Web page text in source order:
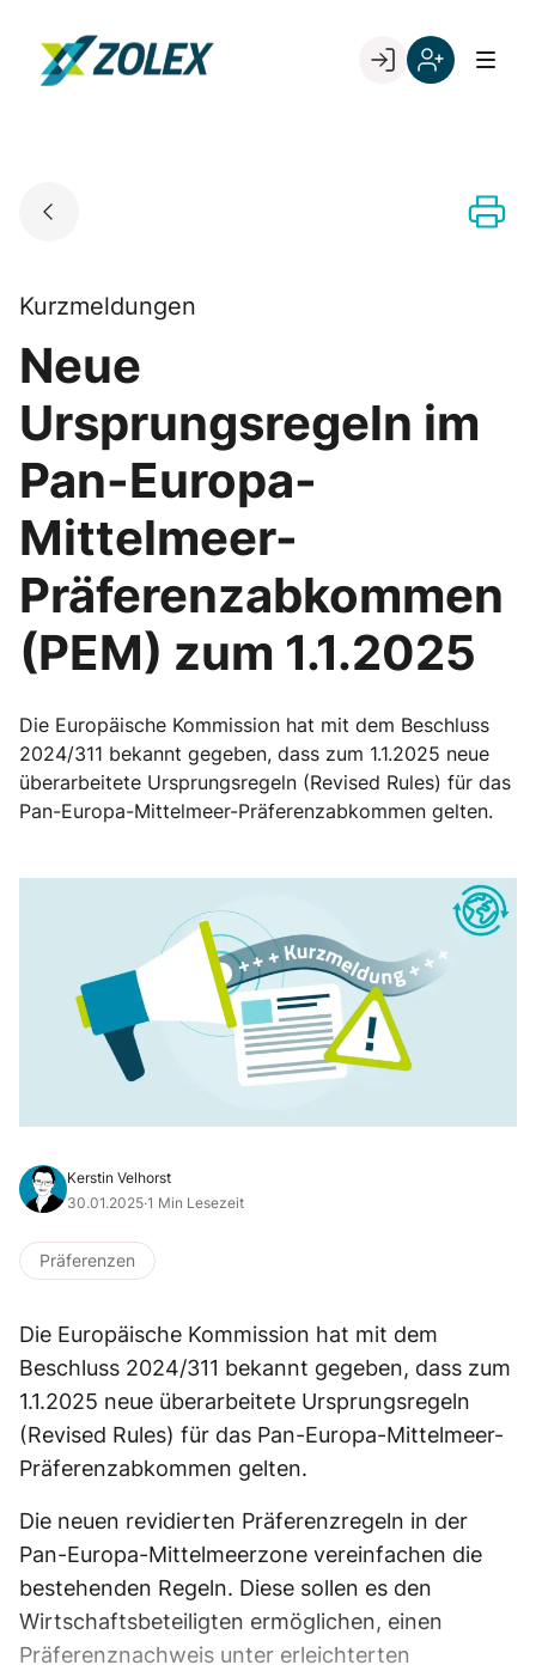
content
Go to landing page.
Kurzmeldungen
Neue
Ursprungsregeln im
Pan-Europa-
Mittelmeer-
Präferenzabkommen
(PEM) zum 1.1.2025
Die Europäische Kommission hat mit dem Beschluss
2024/311 bekannt gegeben, dass zum 1.1.2025 neue
überarbeitete Ursprungsregeln (Revised Rules) für das
Pan-Europa-Mittelmeer-Präferenzabkommen gelten.
Kerstin Velhorst
30.01.2025·1 Min Lesezeit
Präferenzen
Die Europäische Kommission hat mit dem
Beschluss 2024/311 bekannt gegeben, dass zum
1.1.2025 neue überarbeitete Ursprungsregeln
(Revised Rules) für das Pan-Europa-Mittelmeer-
Präferenzabkommen gelten.
Die neuen revidierten Präferenzregeln in der
Pan-Europa-Mittelmeerzone vereinfachen die
bestehenden Regeln. Diese sollen es den
Wirtschaftsbeteiligten ermöglichen, einen
Präferenznachweis unter erleichterten